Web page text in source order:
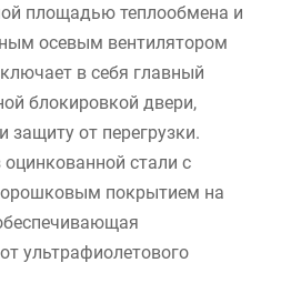
площадью теплообмена и
осевым вентилятором
в себя главный
блокировкой двери,
защиту от перегрузки.
оцинкованной стали с
покрытием на
ультрафиолетового